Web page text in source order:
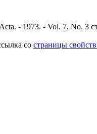
- 1973. - Vol. 7, No. 3
со страницы